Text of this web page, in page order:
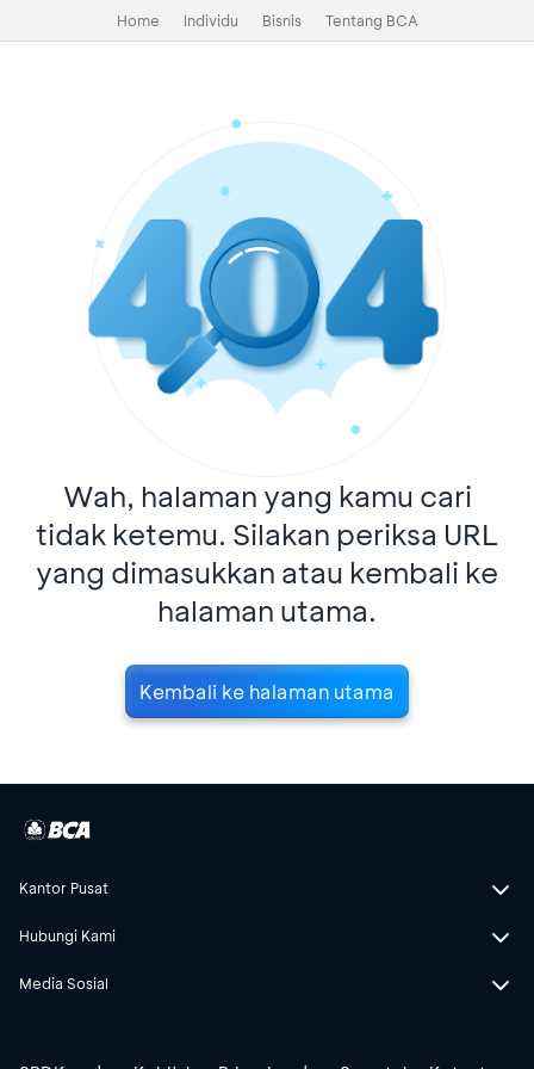
Home Individu Bisnis Tentang BCA
Wah, halaman yang kamu cari
tidak ketemu. Silakan periksa URL
yang dimasukkan atau kembali ke
halaman utama.
Kembali ke halaman utama
Kantor Pusat
Hubungi Kami
Media Sosial